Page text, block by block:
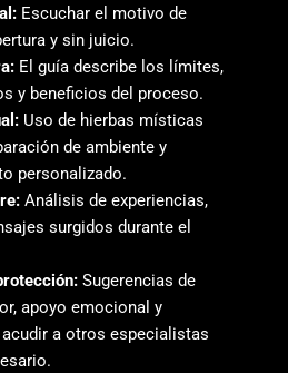
Escuchar el motivo de
y sin juicio.
El guía describe los límites,
y beneficios del proceso.
Uso de hierbas místicas
de ambiente y
personalizado.
Análisis de experiencias,
surgidos durante el
Sugerencias de
apoyo emocional y
a otros especialistas